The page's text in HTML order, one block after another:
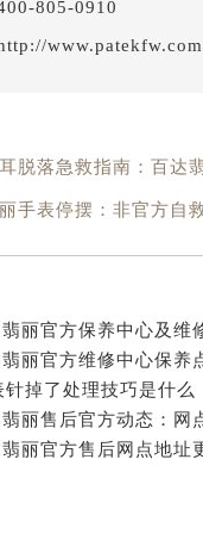
辽宁省沈阳市沈河区中
辽宁省沈阳市沈河区中
内蒙古自治区巴彦淖尔
内蒙古自治区鄂尔多斯
内蒙古自治区呼伦贝
内蒙古自治区通辽市
内蒙古自治区乌海市
内蒙古自治区乌兰察
805-0910
脱落急救指南：百达
手表停摆：非官方自
掉了处理技巧是什么
丽售后官方动态：网